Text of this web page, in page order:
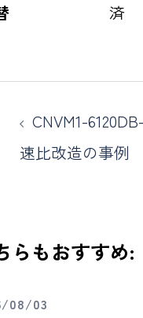
済
CNVM1-
速比改造の事例
らもおすすめ:
08/03